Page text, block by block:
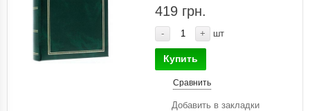
419 грн.
- + шт
Купить
Сравнить
Добавить в закладки